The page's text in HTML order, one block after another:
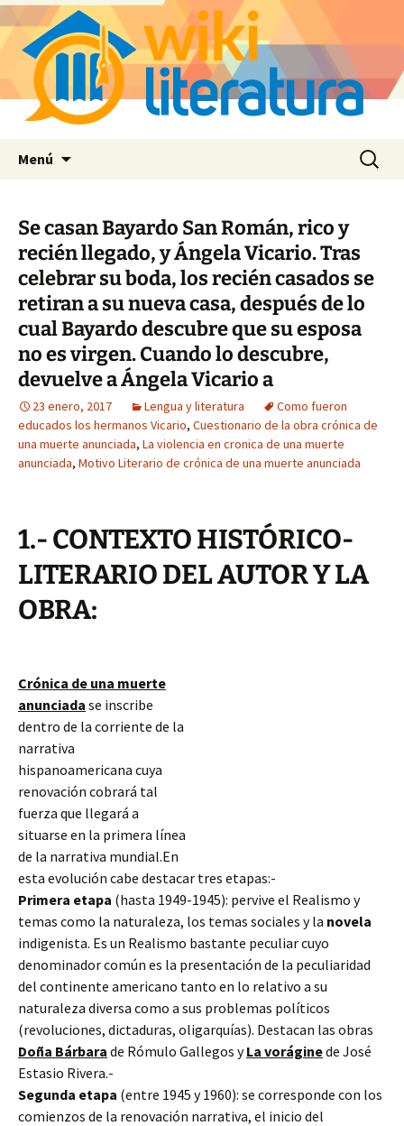
Menú Buscar:
Se casan Bayardo San Román, rico y
recién llegado, y Ángela Vicario. Tras
celebrar su boda, los recién casados se
retiran a su nueva casa, después de lo
cual Bayardo descubre que su esposa
no es virgen. Cuando lo descubre,
devuelve a Ángela Vicario a
23 enero, 2017 Lengua y literatura
Como fueron
educados los hermanos Vicario, Cuestionario de la obra crónica de
una muerte anunciada, La violencia en cronica de una muerte
anunciada, Motivo Literario de crónica de una muerte anunciada
1.- CONTEXTO HISTÓRICO-
LITERARIO DEL AUTOR Y LA
OBRA:
Crónica de una muerte
anunciada se inscribe
dentro de la corriente de la
narrativa
hispanoamericana cuya
renovación cobrará tal
fuerza que llegará a
situarse en la primera línea
de la narrativa mundial.En
esta evolución cabe destacar tres etapas:-
Primera etapa (hasta 1949-1945): pervive el Realismo y
temas como la naturaleza, los temas sociales y la novela
indigenista. Es un Realismo bastante peculiar cuyo
denominador común es la presentación de la peculiaridad
del continente americano tanto en lo relativo a su
naturaleza diversa como a sus problemas políticos
(revoluciones, dictaduras, oligarquías). Destacan las obras
Doña Bárbara de Rómulo Gallegos yLa voráginede José
Estasio Rivera.-
Segunda etapa (entre 1945 y 1960): se corresponde con los
comienzos de la renovación narrativa, el inicio del